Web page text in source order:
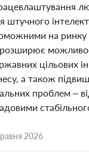
штучного
на ринку
цільових
а також
проблем –
2026